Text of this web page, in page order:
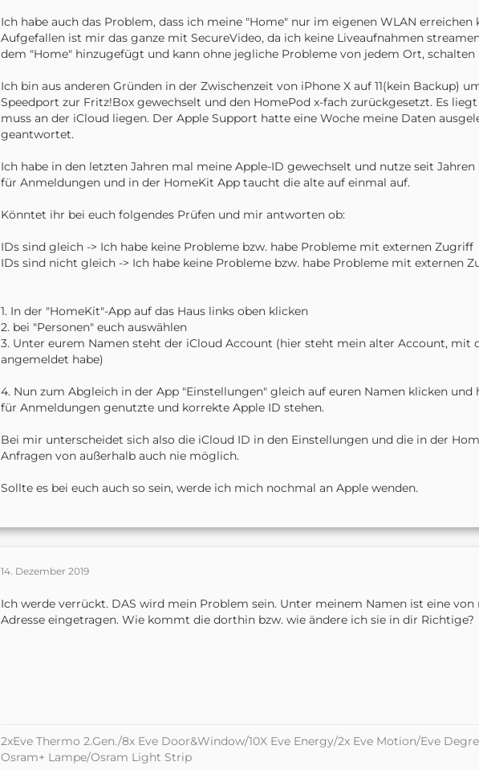
Ich habe auch das Problem, dass ich meine "Home" nur im eigenen WLAN
Aufgefallen ist mir das ganze mit SecureVideo, da ich keine Liveaufnahmen
dem "Home" hinzugefügt und kann ohne jegliche Probleme von jedem Ort,
Ich bin aus anderen Gründen in der Zwischenzeit von iPhone X auf 11(kein Backup)
Speedport zur Fritz!Box gewechselt und den HomePod x-fach zurückgesetzt. Es
muss an der iCloud liegen. Der Apple Support hatte eine Woche meine Daten
geantwortet.
Ich habe in den letzten Jahren mal meine Apple-ID gewechselt und nutze seit
für Anmeldungen und in der HomeKit App taucht die alte auf einmal auf.
Könntet ihr bei euch folgendes Prüfen und mir antworten ob:
IDs sind gleich -> Ich habe keine Probleme bzw. habe Probleme mit externen Zugriff
IDs sind nicht gleich -> Ich habe keine Probleme bzw. habe Probleme mit externen
1. In der "HomeKit"-App auf das Haus links oben klicken
2. bei "Personen" euch auswählen
3. Unter eurem Namen steht der iCloud Account (hier steht mein alter Account, mit
angemeldet habe)
4. Nun zum Abgleich in der App "Einstellungen" gleich auf euren Namen klicken
für Anmeldungen genutzte und korrekte Apple ID stehen.
Bei mir unterscheidet sich also die iCloud ID in den Einstellungen und die in der
Anfragen von außerhalb auch nie möglich.
Sollte es bei euch auch so sein, werde ich mich nochmal an Apple wenden.
14. Dezember 2019
Ich werde verrückt. DAS wird mein Problem sein. Unter meinem Namen ist eine
Adresse eingetragen. Wie kommt die dorthin bzw. wie ändere ich sie in dir Richtige?
2xEve Thermo 2.Gen./8x Eve Door&Window/10X Eve Energy/2x Eve Motion/Eve
Osram+ Lampe/Osram Light Strip